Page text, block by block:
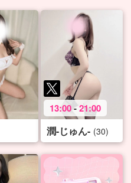
13:00-21:00
潤-じゅん- (30)